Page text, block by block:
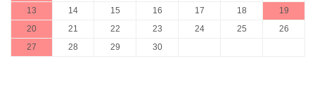
13
14 15 16 17 18
19
20
21 22 23 24 25
26
27
28 29 30